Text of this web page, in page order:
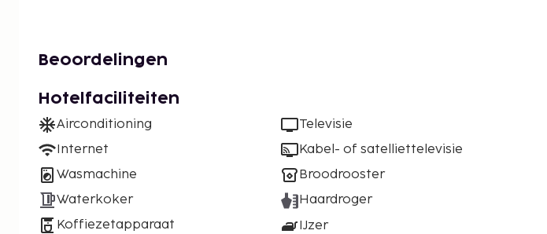
Beoordelingen
Hotelfaciliteiten
Airconditioning
Internet
Wasmachine
Waterkoker
Koffiezetapparaat
Televisie
Kabel- of satelliettelevisie
Broodrooster
Haardroger
IJzer